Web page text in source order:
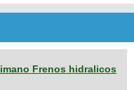
Frenos hidralicos